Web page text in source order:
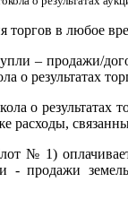
торгов в любое
– продажи/
о результатах
о
расходы,
№ 1)
- продажи